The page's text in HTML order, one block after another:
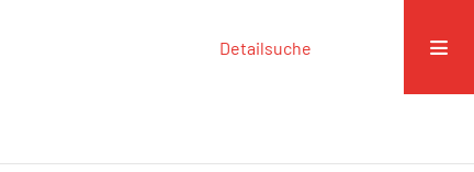
Detailsuche